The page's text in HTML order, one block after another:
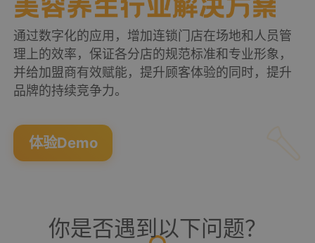
广告信发
小鸟探店
AI识别检测
AI能力
服装行业
餐饮行业
快消行业
家居行业
购物中心
行业干货
产品问答
服务支持 New
企业文档 New
开放平台
联系我们
公司简介
企业文化
联系方式
岗位招聘
通过数字化的应用，增加连锁门店在场地和人员管
理上的效率，保证各分店的规范标准和专业形象，
并给加盟商有效赋能，提升顾客体验的同时，提升
品牌的持续竞争力。
体验Demo
你是否遇到以下问题？